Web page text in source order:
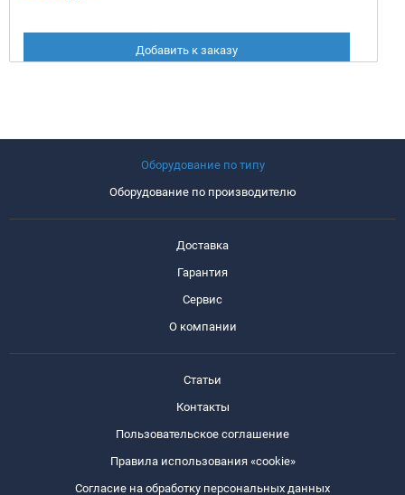
Добавить к заказу
Оборудование по типу
Оборудование по производителю
Доставка
Гарантия
Сервис
О компании
Статьи
Контакты
Пользовательское соглашение
Правила использования «cookie»
Согласие на обработку персональных данных